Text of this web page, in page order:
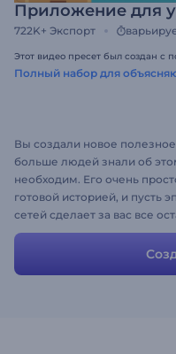
Приложение для
722K+ Экспорт
Этот видео пресет был создан с
Полный набор для
Вы создали новое
больше людей знали об
необходим. Его очень
готовой историей, и пусть
сетей сделает за вас все
изменения в сюжет, чтобы
видео. Меняйте сцены,
файлы, настраивайте цвета